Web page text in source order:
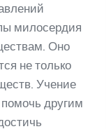
милосердия
Оно
не только
Учение
другим